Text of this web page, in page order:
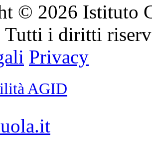
© 2026 Istituto
Tutti i diritti
Privacy
AGID